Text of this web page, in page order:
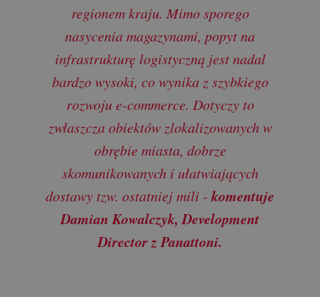
regionem kraju. Mimo sporego
nasycenia magazynami, popyt na
infrastrukturę logistyczną jest nadal
bardzo wysoki, co wynika z szybkiego
rozwoju e-commerce. Dotyczy to
zwłaszcza obiektów zlokalizowanych w
obrębie miasta, dobrze
skomunikowanych i ułatwiających
dostawy tzw. ostatniej mili - komentuje
Damian Kowalczyk, Development
Director z Panattoni.